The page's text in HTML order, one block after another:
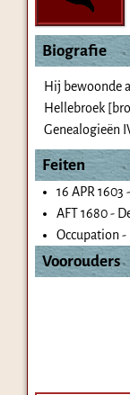
Biografie
Hij bewoonde
Hellebroek
Genealogieën
Feiten
16 APR
AFT 1680 -
Occupation
Voorouders